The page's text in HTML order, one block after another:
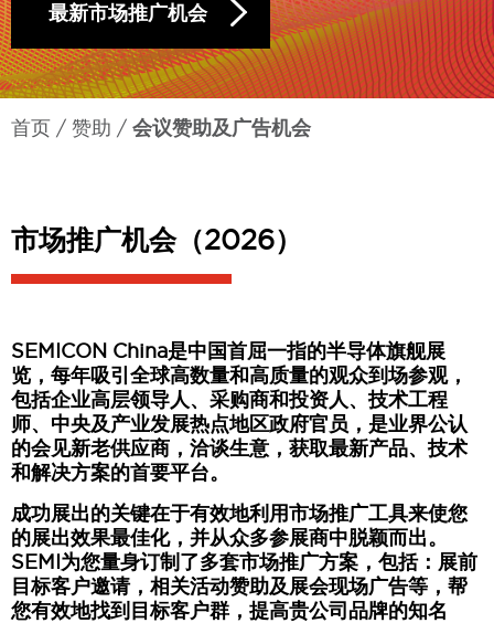
最新市场推广机会
首页 赞助 会议赞助及广告机会
市场推广机会（2026）
SEMICON China是中国首屈一指的半导体旗舰展
览，每年吸引全球高数量和高质量的观众到场参观，
包括企业高层领导人、采购商和投资人、技术工程
师、中央及产业发展热点地区政府官员，是业界公认
的会见新老供应商，洽谈生意，获取最新产品、技术
和解决方案的首要平台。
成功展出的关键在于有效地利用市场推广工具来使您
的展出效果最佳化，并从众多参展商中脱颖而出。
SEMI为您量身订制了多套市场推广方案，包括：展前
目标客户邀请，相关活动赞助及展会现场广告等，帮
您有效地找到目标客户群，提高贵公司品牌的知名